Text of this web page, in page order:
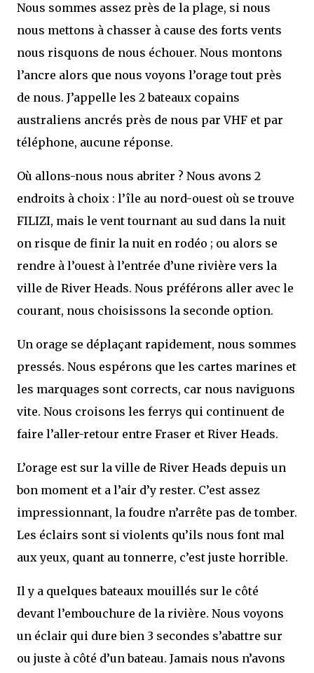
Nous sommes assez près de la plage, si nous
nous mettons à chasser à cause des forts vents
nous risquons de nous échouer. Nous montons
l’ancre alors que nous voyons l’orage tout près
de nous. J’appelle les 2 bateaux copains
australiens ancrés près de nous par VHF et par
téléphone, aucune réponse.
Où allons-nous nous abriter ? Nous avons 2
endroits à choix : l’île au nord-ouest où se trouve
FILIZI, mais le vent tournant au sud dans la nuit
on risque de finir la nuit en rodéo ; ou alors se
rendre à l’ouest à l’entrée d’une rivière vers la
ville de River Heads. Nous préférons aller avec le
courant, nous choisissons la seconde option.
Un orage se déplaçant rapidement, nous sommes
pressés. Nous espérons que les cartes marines et
les marquages sont corrects, car nous naviguons
vite. Nous croisons les ferrys qui continuent de
faire l’aller-retour entre Fraser et River Heads.
L’orage est sur la ville de River Heads depuis un
bon moment et a l’air d’y rester. C’est assez
impressionnant, la foudre n’arrête pas de tomber.
Les éclairs sont si violents qu’ils nous font mal
aux yeux, quant au tonnerre, c’est juste horrible.
Il y a quelques bateaux mouillés sur le côté
devant l’embouchure de la rivière. Nous voyons
un éclair qui dure bien 3 secondes s’abattre sur
ou juste à côté d’un bateau. Jamais nous n’avons